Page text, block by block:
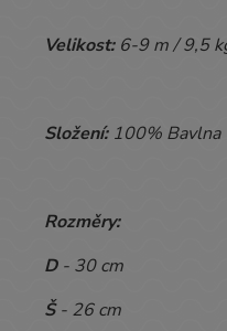
Velikost:6-9 m / 9,5
Složení: 100% Bavlna
Rozměry:
D - 30 cm
Š- 26 cm